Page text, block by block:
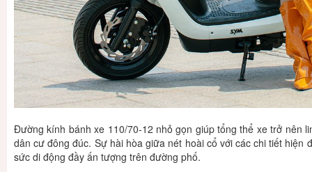
Đường kính bánh xe 110/70-12 nhỏ gọn giúp tổng thể xe trở nên
dân cư đông đúc. Sự hài hòa giữa nét hoài cổ với các chi tiết hiện
sức di động đầy ấn tượng trên đường phố.